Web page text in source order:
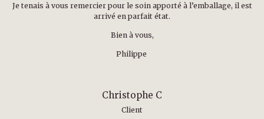
Je tenais à vous remercier pour le soin apporté à l’emballage, il est
arrivé en parfait état.
Bien à vous,
Philippe
Christophe C
Client